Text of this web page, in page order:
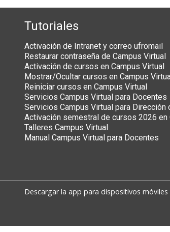
Tutoriales
Activación de Intranet y correo ufromail
Restaurar contraseña de Campus Virtual
Activación de cursos en Campus Virtual
Mostrar/Ocultar cursos en Campus
Reiniciar cursos en Campus Virtual
Servicios Campus Virtual para Docentes
Servicios Campus Virtual para Dirección
Activación semestral de cursos 2026 en
Talleres Campus Virtual
Manual Campus Virtual para Docentes
Descargar la app para dispositivos móviles